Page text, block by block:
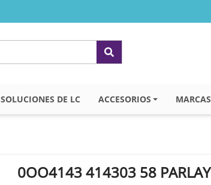
SOLUCIONES DE LC ACCESORIOS MARCAS
0OO4143 414303 58 PARLAY